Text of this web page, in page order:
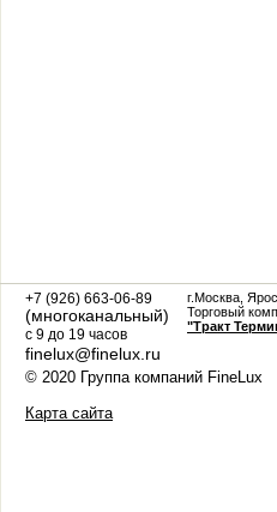
+7 (926) 663-06-89
(многоканальный)
с 9 до 19 часов
finelux@finelux.ru
г.Москва,
Торговый
"Тракт
© 2020 Группа компаний FineLux
Карта сайта